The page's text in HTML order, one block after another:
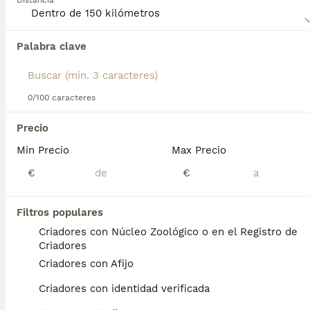
Palabra clave
0/100 caracteres
Precio
Min Precio
€
Max Precio
€
Filtros populares
Criadores con Núcleo Zoológico o en el Registro de
Criadores
Criadores con Afijo
Criadores con identidad verificada
dueño firme y responsable que pueda proporcionarle una
Encontramos 0 Tosa Inu Perros para monta
Si deseas exactamente esta búsqueda guarda tu
búsqueda y espera el resultado perfecto:
Preguntas frecuentes
¿Qué raza de perro es el
Tosa?
El tosa (土佐), formalmente Tosa inu (土佐犬),
literalmente «perro de Tosa», es una raza de
perro originaria de la antigua provincia de